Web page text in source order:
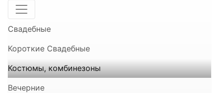
Свадебные
Короткие Свадебные
Костюмы, комбинезоны
Вечерние